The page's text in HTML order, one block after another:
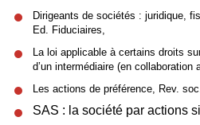
Dirigeants de sociétés : juridique,
Ed. Fiduciaires,
La loi applicable à certains droits
d’un intermédiaire (en
Les actions de préférence, Rev.
SAS : la société par actions